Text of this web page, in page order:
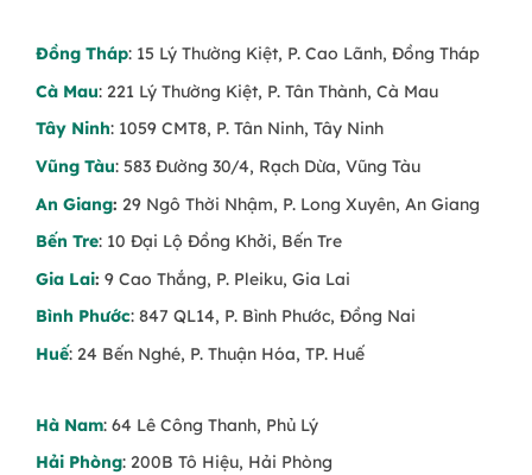
Đồng Tháp: 15 Lý Thường Kiệt, P. Cao Lãnh, Đồng Tháp
Cà Mau: 221 Lý Thường Kiệt, P. Tân Thành, Cà Mau
Tây Ninh: 1059 CMT8, P. Tân Ninh, Tây Ninh
Vũng Tàu: 583 Đường 30/4, Rạch Dừa, Vũng Tàu
An Giang: 29 Ngô Thời Nhậm, P. Long Xuyên, An Giang
Bến Tre: 10 Đại Lộ Đồng Khởi, Bến Tre
Gia Lai: 9 Cao Thắng, P. Pleiku, Gia Lai
Bình Phước: 847 QL14, P. Bình Phước, Đồng Nai
Huế: 24 Bến Nghé, P. Thuận Hóa, TP. Huế
Hà Nam: 64 Lê Công Thanh, Phủ Lý
Hải Phòng: 200B Tô Hiệu, Hải Phòng